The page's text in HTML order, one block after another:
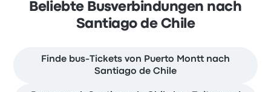
Beliebte Busverbindungen nach
Santiago de Chile
Finde bus-Tickets von Puerto Montt nach
Santiago de Chile